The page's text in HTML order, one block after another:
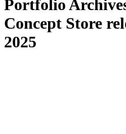
Portfolio
Concept Store
2025